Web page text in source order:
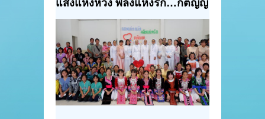
แสงแห่งหวัง พลังแห่งรัก…กตัญญ